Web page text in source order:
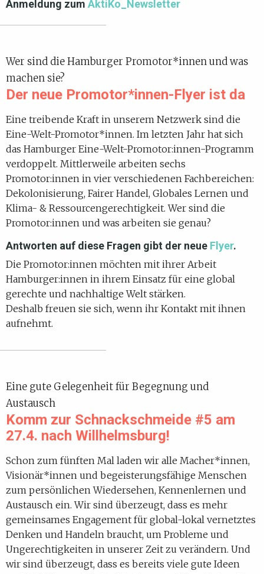
Anmeldung zum AktiKo_Newsletter
Wer sind die Hamburger Promotor*innen und was
machen sie?
Der neue Promotor*innen-Flyer ist da
Eine treibende Kraft in unserem Netzwerk sind die
Eine-Welt-Promotor*innen. Im letzten Jahr hat sich
das Hamburger Eine-Welt-Promotor:innen-Programm
verdoppelt. Mittlerweile arbeiten sechs
Promotor:innen in vier verschiedenen Fachbereichen:
Dekolonisierung, Fairer Handel, Globales Lernen und
Klima- & Ressourcengerechtigkeit. Wer sind die
Promotor:innen und was arbeiten sie genau?
Antworten auf diese Fragen gibt der neue Flyer.
Die Promotor:innen möchten mit ihrer Arbeit
Hamburger:innen in ihrem Einsatz für eine global
gerechte und nachhaltige Welt stärken.
Deshalb freuen sie sich, wenn ihr Kontakt mit ihnen
aufnehmt.
Eine gute Gelegenheit für Begegnung und
Austausch
Komm zur Schnackschmeide #5 am
27.4. nach Willhelmsburg!
Schon zum fünften Mal laden wir alle Macher*innen,
Visionär*innen und begeisterungsfähige Menschen
zum persönlichen Wiedersehen, Kennenlernen und
Austausch ein. Wir sind überzeugt, dass es mehr
gemeinsames Engagement für global-lokal vernetztes
Denken und Handeln braucht, um Probleme und
Ungerechtigkeiten in unserer Zeit zu verändern. Und
wir sind überzeugt, dass es bereits viele gute Ideen